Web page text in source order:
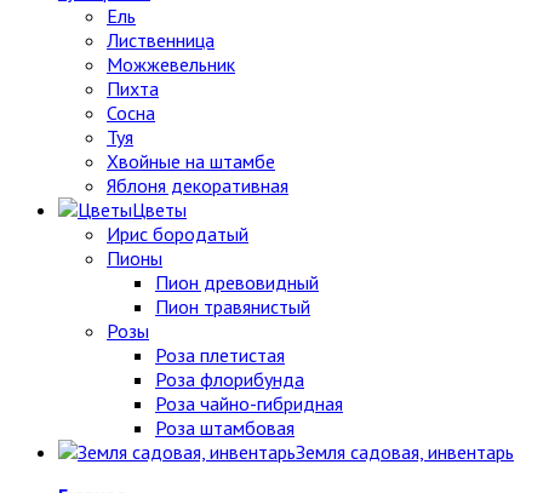
Ель
Лиственница
Можжевельник
Пихта
Сосна
Туя
Хвойные на штамбе
Яблоня декоративная
Цветы
Ирис бородатый
Пионы
Пион древовидный
Пион травянистый
Розы
Роза плетистая
Роза флорибунда
Роза чайно-гибридная
Роза штамбовая
Земля садовая, инвентарь